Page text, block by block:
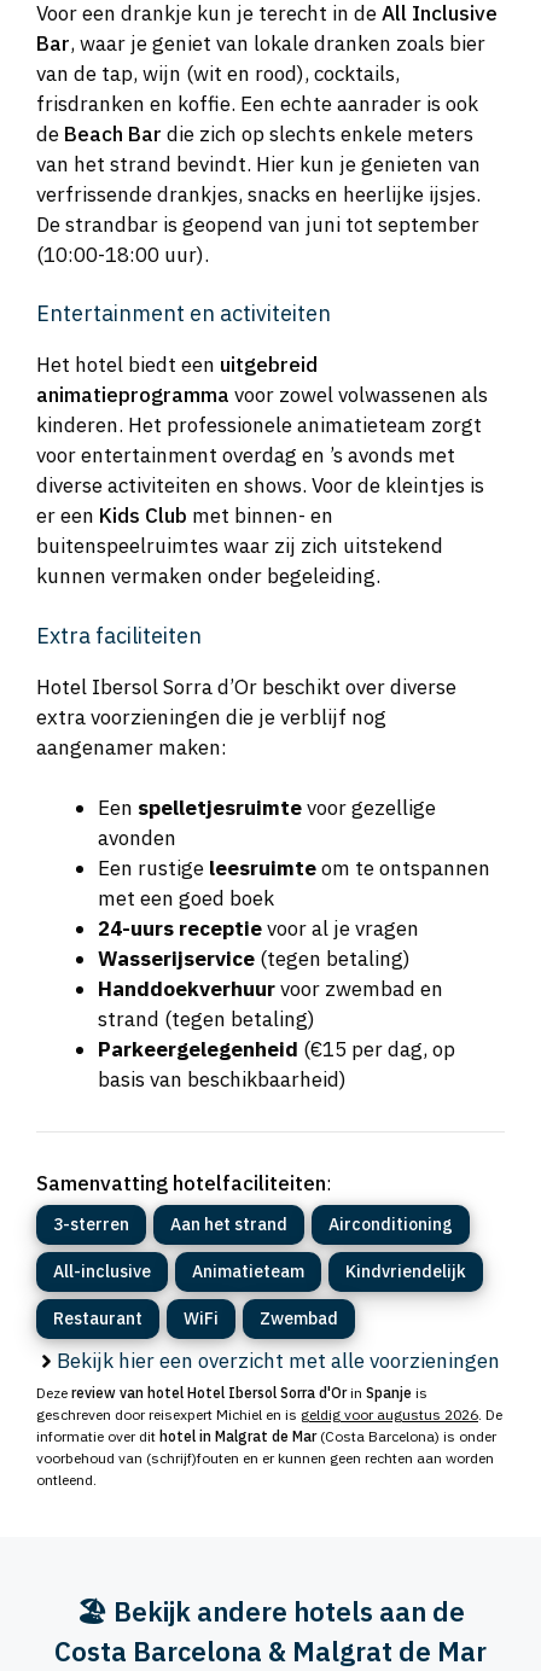
Voor een drankje kun je terecht in deAll Inclusive
Bar, waar je geniet van lokale dranken zoals bier
van de tap, wijn (wit en rood), cocktails,
frisdranken en koffie. Een echte aanrader is ook
de Beach Bar die zich op slechts enkele meters
van het strand bevindt. Hier kun je genieten van
verfrissende drankjes, snacks en heerlijke ijsjes.
De strandbar is geopend van juni tot september
(10:00-18:00 uur).
Entertainment en activiteiten
Het hotel biedt een uitgebreid
animatieprogramma voor zowel volwassenen als
kinderen. Het professionele animatieteam zorgt
voor entertainment overdag en ’s avonds met
diverse activiteiten en shows. Voor de kleintjes is
er een Kids Club met binnen- en
buitenspeelruimtes waar zij zich uitstekend
kunnen vermaken onder begeleiding.
Extra faciliteiten
Hotel Ibersol Sorra d’Or beschikt over diverse
extra voorzieningen die je verblijf nog
aangenamer maken:
Een spelletjesruimtevoor gezellige
avonden
Een rustige leesruimteom te ontspannen
met een goed boek
24-uurs receptievoor al je vragen
Wasserijservice (tegen betaling)
Handdoekverhuurvoor zwembad en
strand (tegen betaling)
Parkeergelegenheid (€15 per dag, op
basis van beschikbaarheid)
Samenvatting hotelfaciliteiten:
3-sterren Aan het strand Airconditioning
All-inclusive Animatieteam Kindvriendelijk
Restaurant WiFi Zwembad
Bekijk hier een overzicht met alle voorzieningen
Deze review van hotel Hotel Ibersol Sorra d'Orin Spanje is
geschreven door reisexpert Michiel en is geldig voor augustus 2026. De
informatie over dit hotel in Malgrat de Mar(Costa Barcelona) is onder
voorbehoud van (schrijf)fouten en er kunnen geen rechten aan worden
ontleend.
🏖️ Bekijk andere hotels aan de
Costa Barcelona & Malgrat de Mar